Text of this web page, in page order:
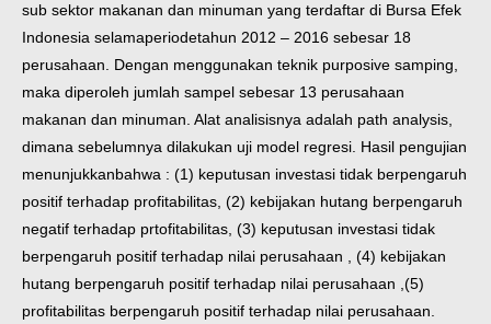
sub sektor makanan dan minuman yang terdaftar di Bursa Efek
Indonesia selamaperiodetahun 2012 – 2016 sebesar 18
perusahaan. Dengan menggunakan teknik purposive samping,
maka diperoleh jumlah sampel sebesar 13 perusahaan
makanan dan minuman. Alat analisisnya adalah path analysis,
dimana sebelumnya dilakukan uji model regresi. Hasil pengujian
menunjukkanbahwa : (1) keputusan investasi tidak berpengaruh
positif terhadap profitabilitas, (2) kebijakan hutang berpengaruh
negatif terhadap prtofitabilitas, (3) keputusan investasi tidak
berpengaruh positif terhadap nilai perusahaan , (4) kebijakan
hutang berpengaruh positif terhadap nilai perusahaan ,(5)
profitabilitas berpengaruh positif terhadap nilai perusahaan.